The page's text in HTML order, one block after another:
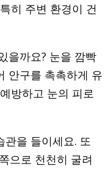
히 주변 환경이 건
을까요? 눈을 깜빡
안구를 촉촉하게 유
방하고 눈의 피로
관을 들이세요. 또
으로 천천히 굴려